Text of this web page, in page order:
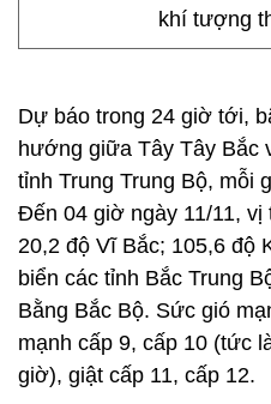
khí tượng
Dự báo trong 24 giờ tới,
hướng giữa Tây Tây Bắc
tỉnh Trung Trung Bộ, mỗi
Đến 04 giờ ngày 11/11,
20,2 độ Vĩ Bắc; 105,6 độ
biển các tỉnh Bắc Trung
Bằng Bắc Bộ. Sức gió
mạnh cấp 9, cấp 10 (tức
giờ), giật cấp 11, cấp 12.